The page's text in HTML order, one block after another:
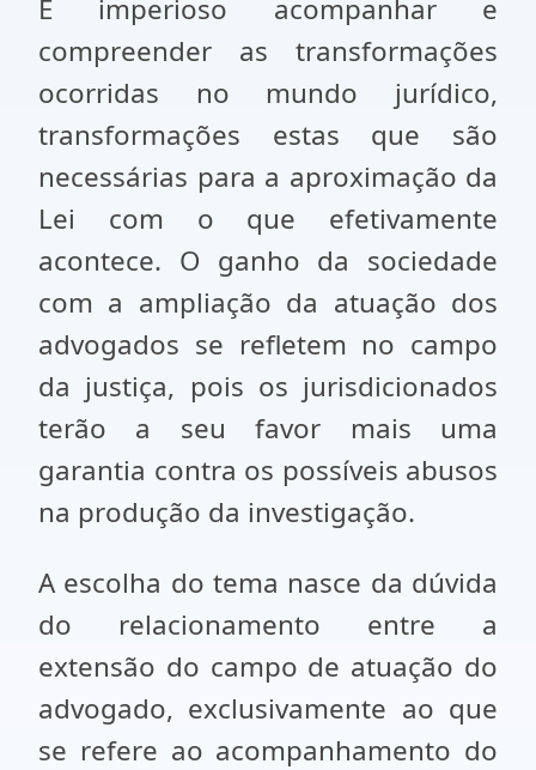
É imperioso acompanhar e
compreender as transformações
ocorridas no mundo jurídico,
transformações estas que são
necessárias para a aproximação da
Lei com o que efetivamente
acontece. O ganho da sociedade
com a ampliação da atuação dos
advogados se refletem no campo
da justiça, pois os jurisdicionados
terão a seu favor mais uma
garantia contra os possíveis abusos
na produção da investigação.
A escolha do tema nasce da dúvida
do relacionamento entre a
extensão do campo de atuação do
advogado, exclusivamente ao que
se refere ao acompanhamento do